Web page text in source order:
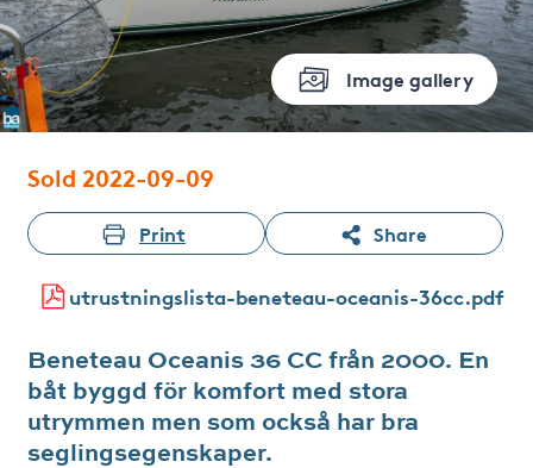
Image gallery
Sold 2022-09-09
Print Share
utrustningslista-beneteau-oceanis-36cc.pdf
Beneteau Oceanis 36 CC från 2000. En
båt byggd för komfort med stora
utrymmen men som också har bra
seglingsegenskaper.